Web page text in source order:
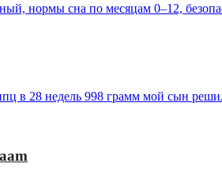
нормы сна по месяцам 0–12,
в 28 недель 998 грамм мой сын